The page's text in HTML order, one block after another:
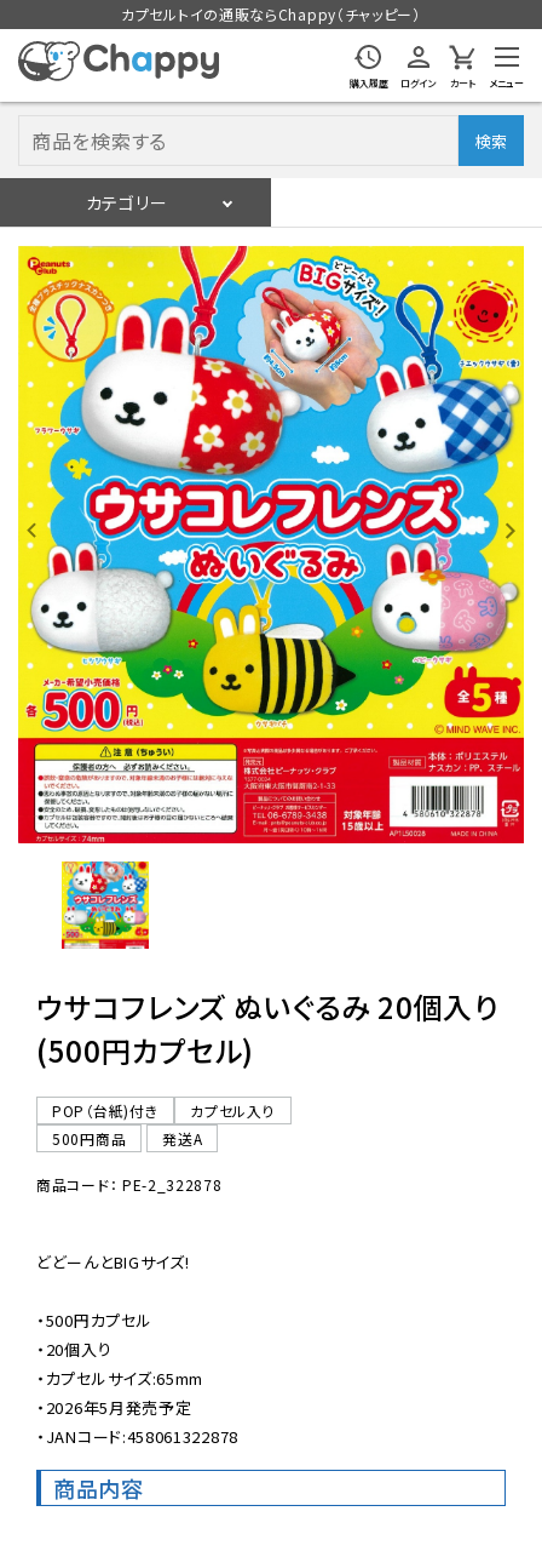
カプセルトイの通販ならChappy（チャッピー）
購入履歴 ログイン カート メニュー
検索
カテゴリー
ログイン 会員登録
入荷スケジュールをチェック
カプセルトイマシン本体
カプセルトイ
販促用空カプセル
レンタル
景品・玩具・文具
販促用カプセルトイ
よくあるご質問
06-6282-7659
ウサコフレンズ ぬいぐるみ 20個入り
(500円カプセル)
POP（台紙)付き
カプセル入り
500円商品
発送A
商品コード： PE-2_322878
どどーんとBIGサイズ!
・500円カプセル
・20個入り
・カプセルサイズ:65mm
・2026年5月発売予定
・JANコード:458061322878
商品内容